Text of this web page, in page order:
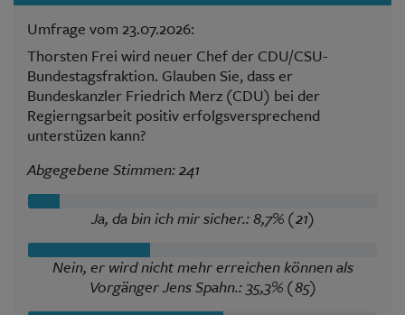
Umfrage vom 23.07.2026:
Thorsten Frei wird neuer Chef der CDU/CSU-
Bundestagsfraktion. Glauben Sie, dass er
Bundeskanzler Friedrich Merz (CDU) bei der
Regierngsarbeit positiv erfolgsversprechend
unterstüzen kann?
Abgegebene Stimmen: 241
Ja, da bin ich mir sicher.: 8,7% (21)
Nein, er wird nicht mehr erreichen können als
Vorgänger Jens Spahn.: 35,3% (85)